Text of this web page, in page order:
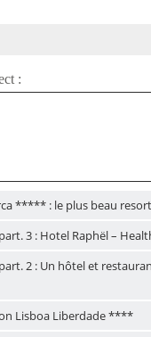
:
***** : le plus beau
3 : Hotel Raphël –
2 : Un hôtel et
Lisboa Liberdade ****